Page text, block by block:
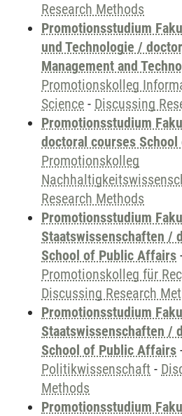
Research Methods
Promotionsstudium
und Technologie /
Management and
Promotionskolleg
Science - Discussing
Promotionsstudium
doctoral courses
Promotionskolleg
Research Methods
Promotionsstudium
Staatswissenschaften /
School of Public Affairs
Promotionskolleg für
Discussing Research
Promotionsstudium
Staatswissenschaften /
School of Public Affairs
Politikwissenschaft -
Methods
Promotionsstudium